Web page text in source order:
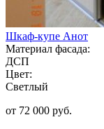
Шкаф-купе Анот
Материал фасада:
ДСП
Цвет:
Светлый
от 72 000 руб.